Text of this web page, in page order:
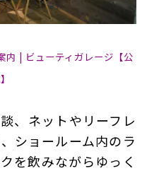
内 | ビューティガレージ【公
、ネットやリーフレ
ショールーム内のラ
を飲みながらゆっく